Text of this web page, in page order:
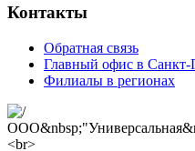
Контакты
Обратная связь
Главный офис в Санкт-
Филиалы в регионах